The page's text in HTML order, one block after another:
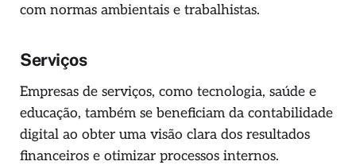
com normas ambientais e trabalhistas.
Serviços
Empresas de serviços, como tecnologia, saúde e
educação, também se beneficiam da contabilidade
digital ao obter uma visão clara dos resultados
financeiros e otimizar processos internos.